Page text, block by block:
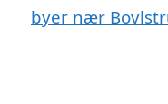
byer nær